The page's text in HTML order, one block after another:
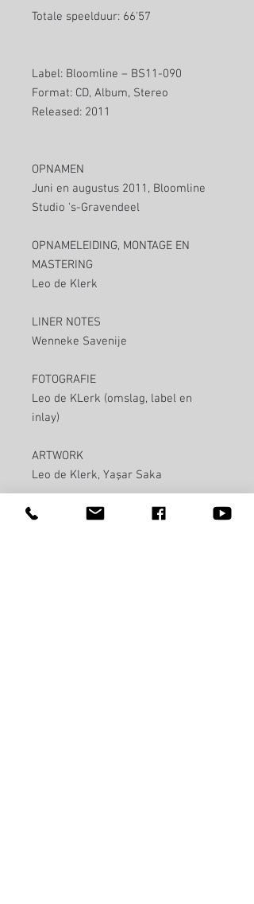
Totale speelduur: 66'57
Label: Bloomline ‎– BS11-090
Format: CD, Album, Stereo
Released: 2011
OPNAMEN
Juni en augustus 2011, Bloomline
Studio 's-Gravendeel
OPNAMELEIDING, MONTAGE EN
MASTERING
Leo de Klerk
LINER NOTES
Wenneke Savenije
FOTOGRAFIE
Leo de KLerk (omslag, label en
inlay)
ARTWORK
Leo de Klerk, Yaşar Saka
www.harmonischearchitectuur.nl